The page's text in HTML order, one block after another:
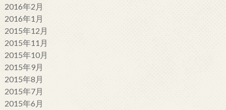
2016年2月
2016年1月
2015年12月
2015年11月
2015年10月
2015年9月
2015年8月
2015年7月
2015年6月